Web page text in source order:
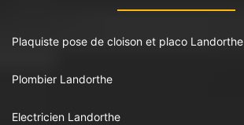
Plaquiste pose de cloison et placo Landorthe
Plombier Landorthe
Electricien Landorthe